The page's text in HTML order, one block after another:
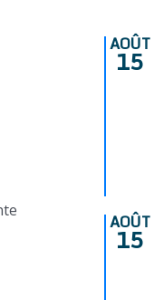
AOÛT
15
AOÛT
15